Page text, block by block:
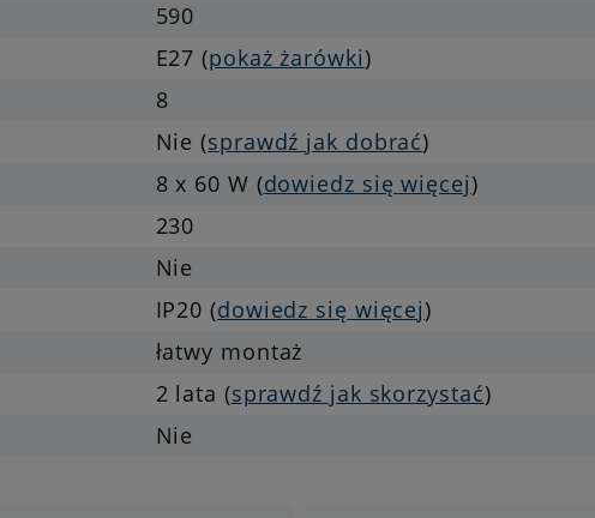
590
E27 (pokaż żarówki)
8
Nie (sprawdź jak dobrać)
8 x 60 W (dowiedz się więcej)
230
Nie
IP20 (dowiedz się więcej)
łatwy montaż
2 lata (sprawdź jak skorzystać)
Nie